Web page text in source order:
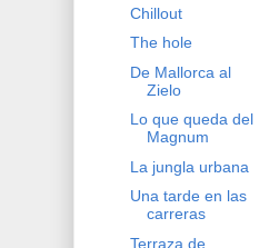
Chillout
The hole
De Mallorca al
Zielo
Lo que queda del
Magnum
La jungla urbana
Una tarde en las
carreras
Terraza de